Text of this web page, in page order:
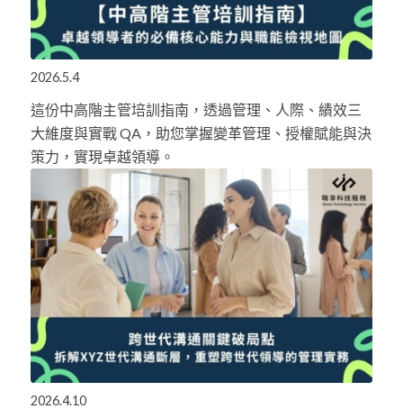
2026.5.4
這份中高階主管培訓指南，透過管理、人際、績效三
大維度與實戰 QA，助您掌握變革管理、授權賦能與決
策力，實現卓越領導。
2026.4.10